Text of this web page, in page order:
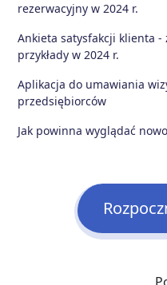
rezerwacyjny w 2024 r.
Ankieta satysfakcji klienta
przykłady w 2024 r.
Aplikacja do umawiania
przedsiębiorców
Jak powinna wyglądać